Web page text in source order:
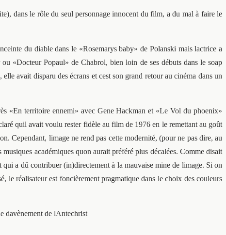
dans le rôle du seul personnage innocent du film, a du mal à faire le
du diable dans le «Rosemarys baby» de Polanski mais lactrice a
«Docteur Popaul» de Chabrol, bien loin de ses débuts dans le soap
avait disparu des écrans et cest son grand retour au cinéma dans un
«En territoire ennemi» avec Gene Hackman et «Le Vol du phoenix»
quil avait voulu rester fidèle au film de 1976 en le remettant au goût
Cependant, limage ne rend pas cette modernité, (pour ne pas dire, au
académiques quon aurait préféré plus décalées. Comme disait
a dû contribuer (in)directement à la mauvaise mine de limage. Si on
le réalisateur est foncièrement pragmatique dans le choix des couleurs
davènement de lAntechrist